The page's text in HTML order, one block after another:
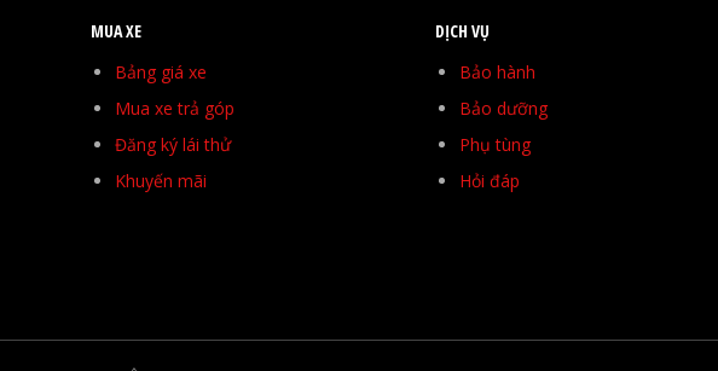
MUA XE
Bảng giá xe
Mua xe trả góp
Đăng ký lái thử
Khuyến mãi
DỊCH VỤ
Bảo hành
Bảo dưỡng
Phụ tùng
Hỏi đáp